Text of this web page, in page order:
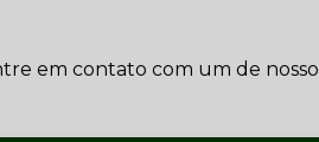
em contato com um de